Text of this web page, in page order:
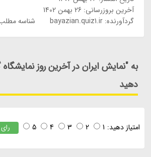
آخرین بروزرسانی: 26 بهمن 1402
گردآورنده:bayazian.quiz1.ir شناسه مطلب:
به "نمایش ایران در آخرین روز
دهید
امتیاز دهید: 1
2
3
4
5 رای